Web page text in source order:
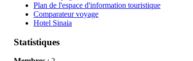
Plan de l'espace d'information touristique
Comparateur voyage
Hotel Sinaia
Statistiques